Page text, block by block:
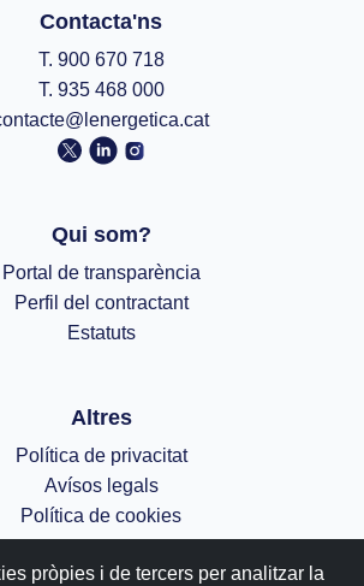
Contacta'ns
T. 900 670 718
T. 935 468 000
Qui som?
Portal de transparència
Perfil del contractant
Estatuts
Altres
Política de privacitat
Avísos legals
Política de cookies
pròpies i de tercers per analitzar la